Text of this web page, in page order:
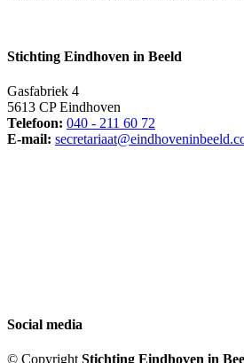
Stichting Eindhoven in Beeld
Gasfabriek 4
5613 CP Eindhoven
Telefoon: 040 - 211 60 72
E-mail:
Social media
© CopyrightStichting Eindhoven in